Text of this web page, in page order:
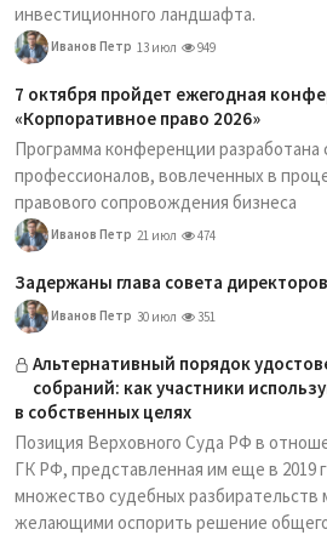
инвестиционного ландшафта.
Иванов Петр 13 июл 949
7 октября пройдет ежегодная
«Корпоративное право 2026»
Программа конференции разработана
профессионалов, вовлеченных в
правового сопровождения бизнеса
Иванов Петр 21 июл 474
Задержаны глава совета
Иванов Петр 30 июл 351
Альтернативный порядок
собраний: как участники
в собственных целях
Позиция Верховного Суда РФ в
ГК РФ, представленная им еще в 2019
множество судебных разбирательств
желающими оспорить решение